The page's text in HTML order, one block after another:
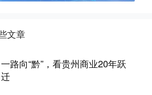
文章
一路向“黔”，看贵州商业20年跃
迁